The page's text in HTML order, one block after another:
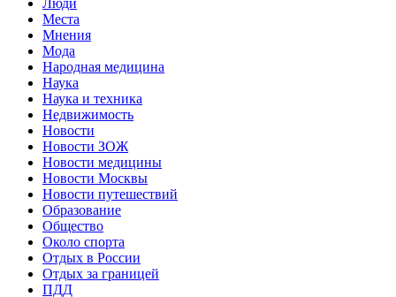
Места
Мнения
Мода
Народная медицина
Наука
Наука и техника
Недвижимость
Новости
Новости ЗОЖ
Новости медицины
Новости Москвы
Новости путешествий
Образование
Общество
Около спорта
Отдых в России
Отдых за границей
ПДД